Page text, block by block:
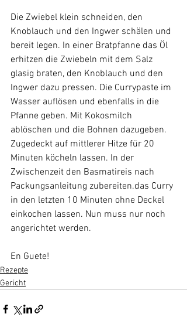
Die Zwiebel klein schneiden, den
Knoblauch und den Ingwer schälen und
bereit legen. In einer Bratpfanne das Öl
erhitzen die Zwiebeln mit dem Salz
glasig braten, den Knoblauch und den
Ingwer dazu pressen. Die Currypaste im
Wasser auflösen und ebenfalls in die
Pfanne geben. Mit Kokosmilch
ablöschen und die Bohnen dazugeben.
Zugedeckt auf mittlerer Hitze für 20
Minuten köcheln lassen. In der
Zwischenzeit den Basmatireis nach
Packungsanleitung zubereiten.das Curry
in den letzten 10 Minuten ohne Deckel
einkochen lassen. Nun muss nur noch
angerichtet werden.
En Guete!
Rezepte
Gericht